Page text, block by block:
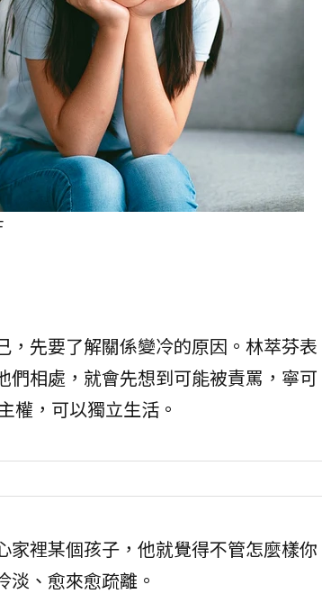
先要了解關係變冷的原因。林萃芬表
相處，就會先想到可能被責罵，寧可
權，可以獨立生活。
裡某個孩子，他就覺得不管怎麼樣你
、愈來愈疏離。